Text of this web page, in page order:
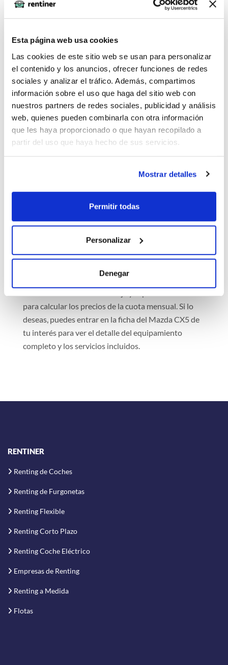
Esta página web usa cookies
Las cookies de este sitio web se usan para personalizar
el contenido y los anuncios, ofrecer funciones de redes
sociales y analizar el tráfico. Además, compartimos
información sobre el uso que haga del sitio web con
nuestros partners de redes sociales, publicidad y análisis
web, quienes pueden combinarla con otra información
que les haya proporcionado o que hayan recopilado a
partir del uso que haya hecho de sus servicios.
Mostrar detalles
Permitir todas
Personalizar
Denegar
Ponte en contacto con un asesor para que te indique
ser autónomo necesitaremos las presentaciones de
tus IVAs trimestrales, la declaración censal y tu vida
laboral. En caso de empresas puede que además de
los IVAs necesitemos escrituras de la empresa para
revisar que el administrador de la sociedad sea
quien firme. Las empresas no pueden realizar el
estudio online porque un analista de riesgos debe
analizar la documentación manualmente para
generar el contrato.
o manual) en caso de que tu perfil sea aprobado se
genera un contrato, que puedes firmar digitalmente
para confirmar la contratación del renting. Siempre
Rentiner es un comparador que muestra
afiliadas y bancos que ofrecen servicios de renting.
para calcular los precios de la cuota mensual. Si lo
deseas, puedes entrar en la ficha del Mazda CX5 de
tu interés para ver el detalle del equipamiento
completo y los servicios incluidos.
RENTINER
Renting de Coches
Renting de Furgonetas
Renting Flexible
Renting Corto Plazo
Renting Coche Eléctrico
Empresas de Renting
Renting a Medida
Flotas